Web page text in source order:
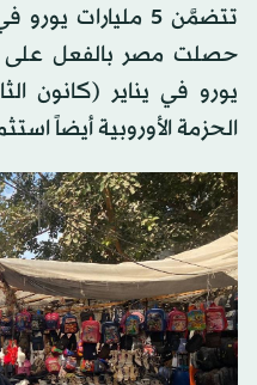
تتضمَّن 5
حصلت مصر بالفعل على
الحزمة الأوروبية أيضاً